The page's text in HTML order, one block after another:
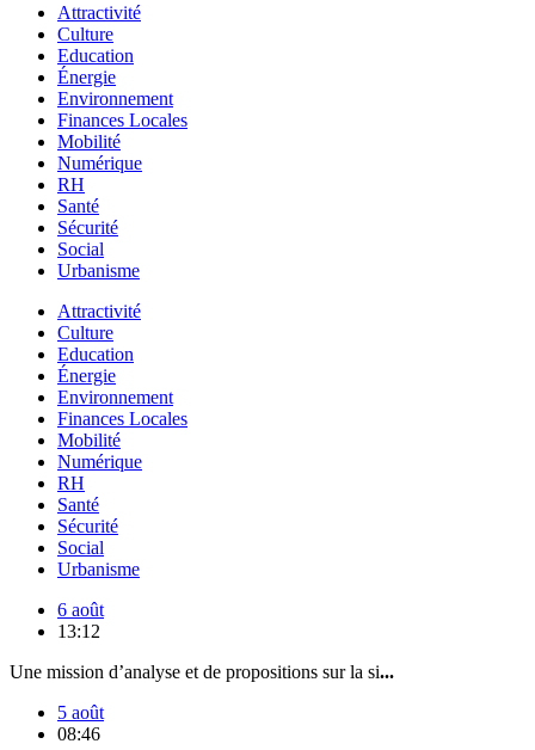
Attractivité
Culture
Education
Énergie
Environnement
Finances Locales
Mobilité
Numérique
RH
Santé
Sécurité
Social
Urbanisme
Attractivité
Culture
Education
Énergie
Environnement
Finances Locales
Mobilité
Numérique
RH
Santé
Sécurité
Social
Urbanisme
6 août
13:12
Une mission d’analyse et de propositions sur la si...
5 août
08:46